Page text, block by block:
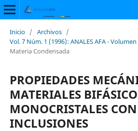
Inicio / Archivos /
Vol. 7 Núm. 1 (1996): ANALES AFA -
Materia Condensada
PROPIEDADES
MATERIALES
MONOCRISTALES
INCLUSIONES